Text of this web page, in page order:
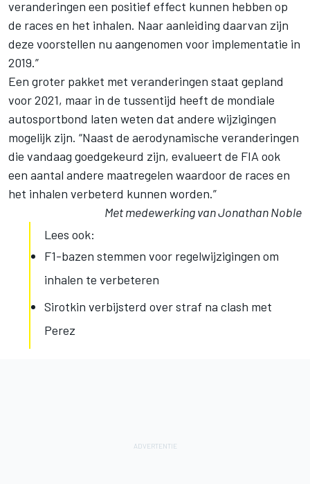
veranderingen een positief effect kunnen hebben op
de races en het inhalen. Naar aanleiding daarvan zijn
deze voorstellen nu aangenomen voor implementatie in
2019.”
Een groter pakket met veranderingen staat gepland
voor 2021, maar in de tussentijd heeft de mondiale
autosportbond laten weten dat andere wijzigingen
mogelijk zijn. “Naast de aerodynamische veranderingen
die vandaag goedgekeurd zijn, evalueert de FIA ook
een aantal andere maatregelen waardoor de races en
het inhalen verbeterd kunnen worden.”
Met medewerking van Jonathan Noble
Lees ook:
F1-bazen stemmen voor regelwijzigingen om
inhalen te verbeteren
Sirotkin verbijsterd over straf na clash met
Perez